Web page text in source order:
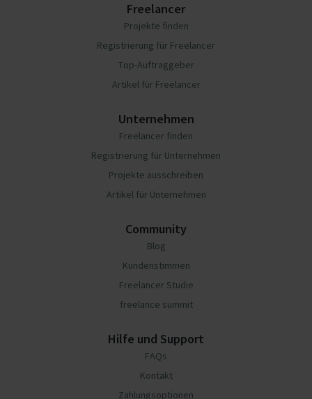
Freelancer
Projekte finden
Registrierung für Freelancer
Top-Auftraggeber
Artikel für Freelancer
Unternehmen
Freelancer finden
Registrierung für Unternehmen
Projekte ausschreiben
Artikel für Unternehmen
Community
Blog
Kundenstimmen
Freelancer Studie
freelance summit
Hilfe und Support
FAQs
Kontakt
Zahlungsoptionen